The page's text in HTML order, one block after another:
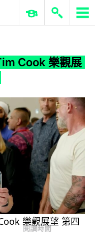
ERP 與商業 AI
Cook 樂觀展
閱讀時間